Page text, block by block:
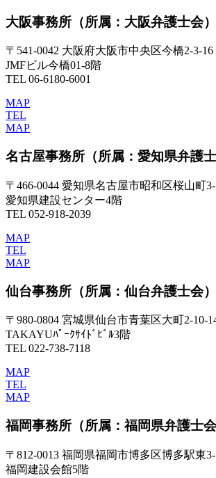
大阪事務所 （所属：大阪弁護士会）
〒541-0042 大阪府大阪市中央区今橋2-3-16
JMFビル今橋01-8階
TEL 06-6180-6001
MAP
TEL
MAP
名古屋事務所 （所属：愛知県弁護士
〒466-0044 愛知県名古屋市昭和区桜山町3-
愛知県建設センター4階
TEL 052-918-2039
MAP
TEL
MAP
仙台事務所 （所属：仙台弁護士会）
〒980-0804 宮城県仙台市青葉区大町2-10-
TAKAYUﾊﾟｰｸｻｲﾄﾞﾋﾞﾙ3階
TEL 022-738-7118
MAP
TEL
MAP
福岡事務所 （所属：福岡県弁護士会
〒812-0013 福岡県福岡市博多区博多駅東
福岡建設会館5階